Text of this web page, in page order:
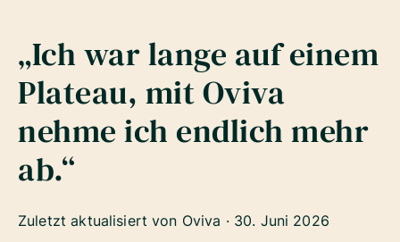
„Ich war lange auf einem
Plateau, mit Oviva
nehme ich endlich mehr
ab.“
Zuletzt aktualisiert von Oviva · 30. Juni 2026